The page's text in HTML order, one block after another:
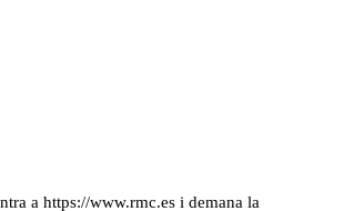
a https://www.rmc.es i demana la